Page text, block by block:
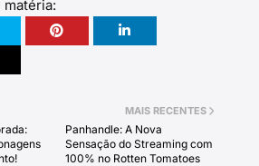
MAIS RECENTES
Panhandle: A Nova
Sensação do Streaming com
100% no Rotten Tomatoes